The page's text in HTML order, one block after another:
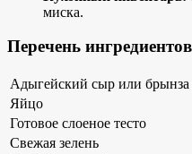
миска.
Перечень ингредиентов
Адыгейский сыр или брынза
Яйцо
Готовое слоеное тесто
Свежая зелень